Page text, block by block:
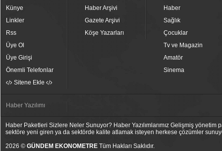
Künye
Linkler
Rss
Üye Ol
Üye Girişi
Önemli Telefonlar
Sitene Ekle
Haber Arşivi
Gazete Arşivi
Köşe Yazarları
Haber
Sağlık
Çocuklar
Tv ve Magazin
Amatör
Sinema
Haber Yazılımı
Haber Paketleri Sizlere Neler Sunuyor? Haber Yazılımlarımız Gelişmiş
sektöre yeni giren ya da sektörde kalite atlamak isteyen herkese çözümler
2026 © GÜNDEM EKONOMETRE Tüm Hakları Saklıdır.